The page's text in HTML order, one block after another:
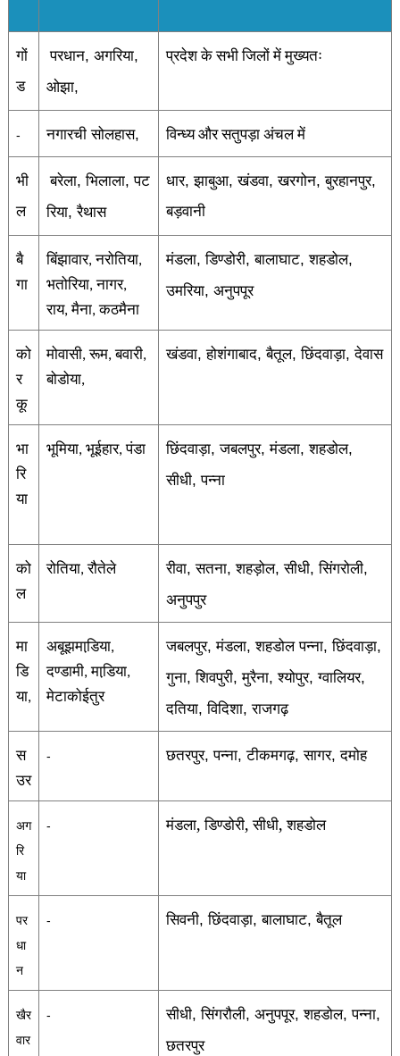
गों
ड
परधान, अगरिया,
ओझा,
प्रदेश के सभी जिलों में मुख्यतः
- नगारची सोलहास, विन्ध्य और सतुपड़ा अंचल में
भी
ल
बरेला,भिलाला,पट
रिया,रैथास
धार,झाबुआ,खंडवा,खरगोन,बुरहानपुर,
बड़वानी
बै
गा
बिंझावार,नरोतिया,
भतोरिया,नागर,
राय,मैना,कठमैना
मंडला,डिण्डोरी,बालाघाट,शहडोल,
उमरिया, अनुपपूर
को
र
कू
मोवासी,रूम,बवारी,
बोडोया,
खंडवा,होशंगाबाद,बैतूल,छिंदवाड़ा,देवास
भा
रि
या
भूमिया, भूईहार,पंडा छिंदवाड़ा,जबलपुर,मंडला,शहडोल,
सीधी,पन्ना
को
ल
रोतिया,रौतेले रीवा,सतना,शहड़ोल,सीधी,सिंगरोली,
अनुपपुर
मा
डि
या,
अबूझमाडि़या,
दण्डामी,माडि़या,
मेटाकोईतुर
जबलपुर,मंडला,शहडोल पन्ना,छिंदवाड़ा,
गुना,शिवपुरी,मुरैना,श्योपुर,ग्वालियर,
दतिया,विदिशा,राजगढ़
स
उर
- छतरपुर,पन्ना,टीकमगढ़,सागर,दमोह
अग
रि
या
- मंडला,डिण्डोरी,सीधी,शहडोल
पर
धा
न
- सिवनी,छिंदवाड़ा,बालाघाट,बैतूल
खैर
वार
- सीधी,सिंगरौली, अनुपपूर,शहडोल,पन्ना,
छतरपुर